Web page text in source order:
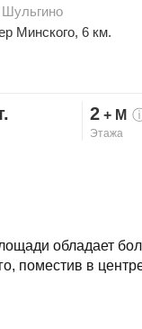
Шульгино
Минского, 6 км.
2+ М
Этажа
обладает
поместив в